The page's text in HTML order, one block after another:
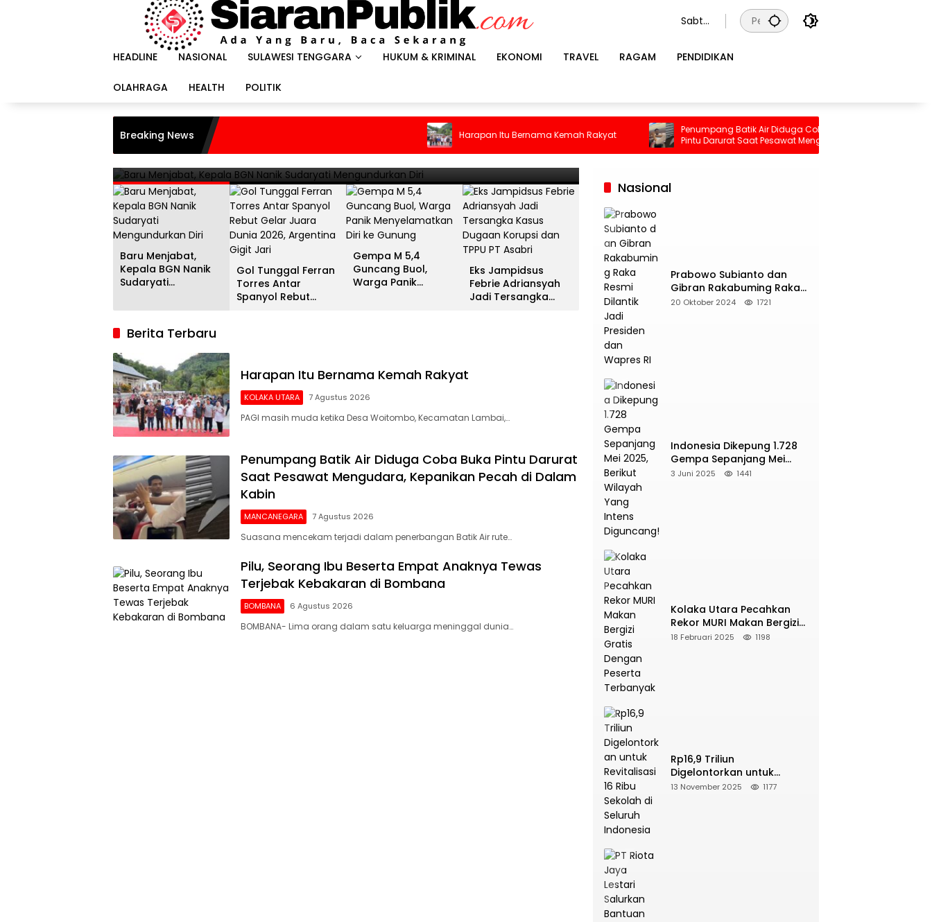
Sabtu
us
HEADLINE NASIONAL SULAWESI TENGGARA HUKUM & KRIMINAL EKONOMI TRAVEL RAGAM PENDIDIKAN
OLAHRAGA HEALTH POLITIK
Breaking News Harapan Itu Bernama Kemah Rakyat
Penumpang Batik Air Diduga Coba Buka
Pintu Darurat Saat Pesawat Mengudara,
Kepanikan Pecah di Dalam Kabin
HEADLINE
Gol Tunggal Ferran Torres Antar Spanyol Rebut Gelar
Juara Dunia 2026, Argentina Gigit Jari
HEADLINE
Gempa M 5,4 Guncang Buol, Warga Panik
Menyelamatkan Diri ke Gunung
Baru Menjabat,
Kepala BGN Nanik
Sudaryati
Gol Tunggal Ferran
Torres Antar
Spanyol Rebut
Gempa M 5,4
Guncang Buol,
Warga Panik
Eks Jampidsus
Febrie Adriansyah
Jadi Tersangka
Berita Terbaru
Harapan Itu Bernama Kemah Rakyat
KOLAKA UTARA 7 Agustus 2026
PAGI masih muda ketika Desa Woitombo, Kecamatan Lambai,…
Penumpang Batik Air Diduga Coba Buka Pintu Darurat
Saat Pesawat Mengudara, Kepanikan Pecah di Dalam
Kabin
MANCANEGARA 7 Agustus 2026
Suasana mencekam terjadi dalam penerbangan Batik Air rute…
Pilu, Seorang Ibu Beserta Empat Anaknya Tewas
Terjebak Kebakaran di Bombana
BOMBANA 6 Agustus 2026
BOMBANA- Lima orang dalam satu keluarga meninggal dunia…
Nasional
Prabowo Subianto dan
Gibran Rakabuming Raka
Resmi Dilantik Jadi
20 Oktober 2024 1721
Indonesia Dikepung 1.728
Gempa Sepanjang Mei
2025, Berikut Wilayah Yang
3 Juni 2025 1441
Kolaka Utara Pecahkan
Rekor MURI Makan Bergizi
Gratis Dengan Peserta
18 Februari 2025 1198
Rp16,9 Triliun
Digelontorkan untuk
Revitalisasi 16 Ribu Sekolah
13 November 2025 1177